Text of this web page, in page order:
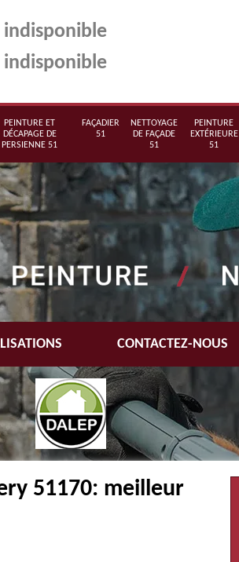
indisponible
indisponible
PEINTURE ET
DÉCAPAGE DE
PERSIENNE 51
FAÇADIER
51
NETTOYAGE
DE FAÇADE
51
PEINTURE
EXTÉRIEURE
51
CONTACTEZ-NOUS
51170: meilleur